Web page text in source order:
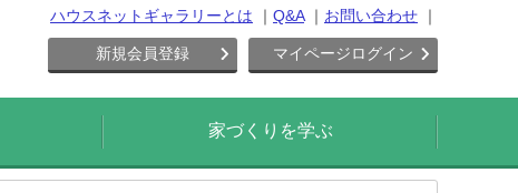
ハウスネットギャラリーとは Q&A お問い合わせ
新規会員登録 マイページログイン
家づくりを学ぶ